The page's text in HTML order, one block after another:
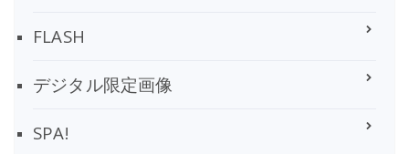
FLASH
デジタル限定画像
SPA!